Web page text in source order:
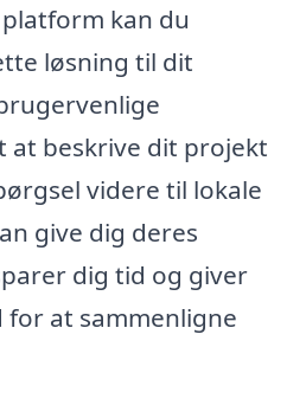
kan du
løsning til dit
at beskrive dit projekt
videre til lokale
give dig deres
dig tid og giver
at sammenligne